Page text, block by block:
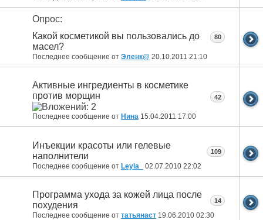
Опрос:
Какой косметикой вы пользовались до
масел?
Последнее сообщение от Эленк@ 20.10.2011 21:10
80
Активные ингредиенты в косметике
против морщин
Последнее сообщение от Нина 15.04.2011 17:00
42
Инъекции красоты или гелевые
наполнители
Последнее сообщение от Leyla_ 02.07.2010 22:02
109
Программа ухода за кожей лица после
похудения
Последнее сообщение от татьянаст 19.06.2010 02:30
14